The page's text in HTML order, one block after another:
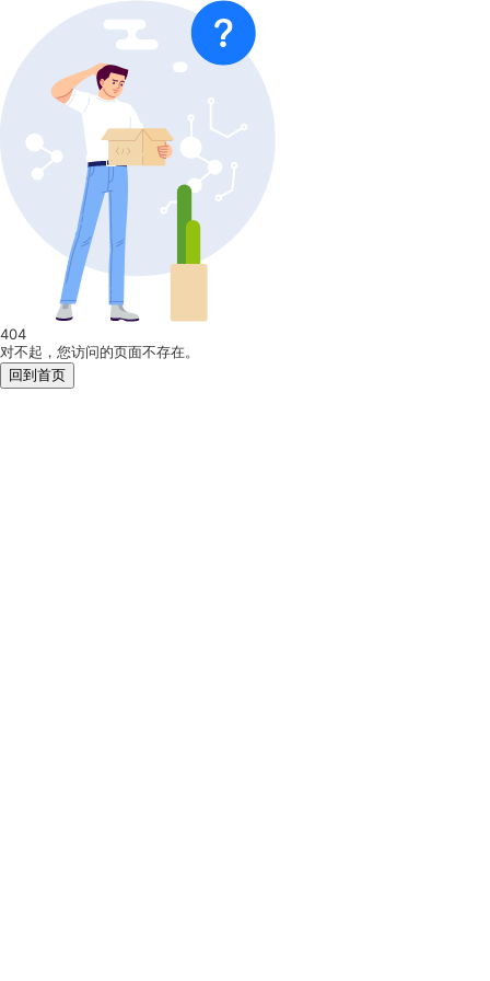
404
对不起，您访问的页面不存在。
回到首页